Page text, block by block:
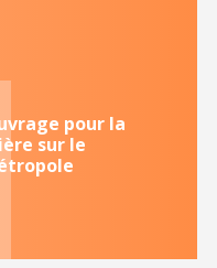
pour la
sur le